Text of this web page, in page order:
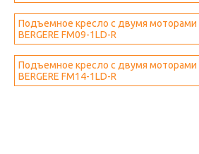
Подъемное кресло с двумя моторами
BERGERE FM09-1LD-R
Подъемное кресло с двумя моторами
BERGERE FM14-1LD-R